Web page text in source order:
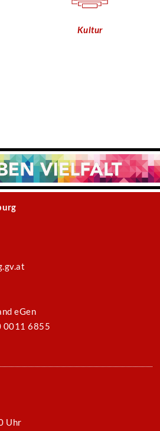
Kultur
eGen
0011 6855
Uhr